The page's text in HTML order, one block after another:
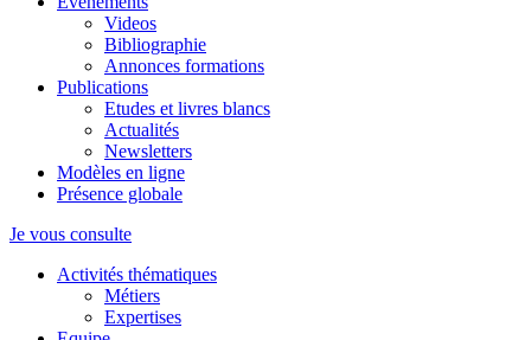
Videos
Bibliographie
Annonces formations
Publications
Etudes et livres blancs
Actualités
Newsletters
Modèles en ligne
Présence globale
Je vous consulte
Activités thématiques
Métiers
Expertises